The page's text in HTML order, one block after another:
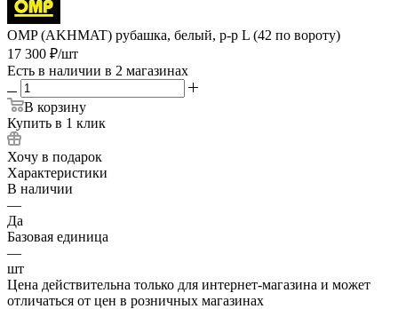
OMP (AKHMAT) рубашка, белый, р-р L (42 по вороту)
17 300 ₽/шт
Есть в наличии в 2 магазинах
В корзину
Купить в 1 клик
Хочу в подарок
Характеристики
В наличии
—
Да
Базовая единица
—
шт
Цена действительна только для интернет-магазина и может
отличаться от цен в розничных магазинах